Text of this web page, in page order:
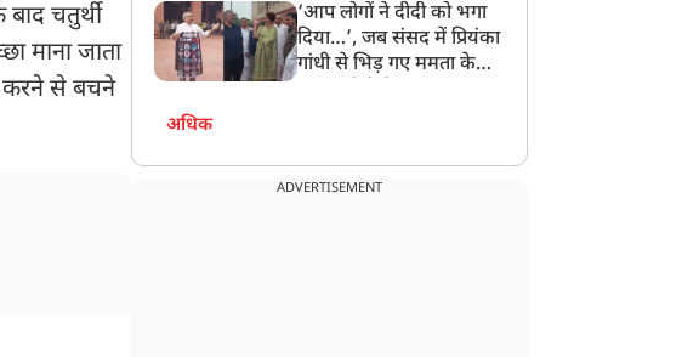
चतुर्थी
माना जाता
करने से बचने
‘आप लोगों ने दीदी को भगा
दिया…’, जब संसद में प्रियंका
गांधी से भिड़ गए ममता के
अधिक
ADVERTISEMENT